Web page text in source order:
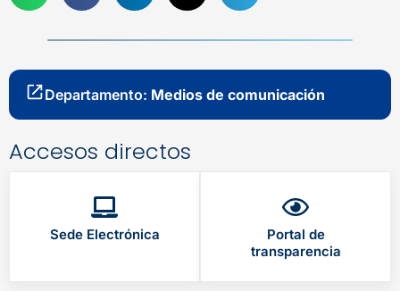
Departamento: Medios de comunicación
Accesos directos
Sede Electrónica
Portal de
transparencia